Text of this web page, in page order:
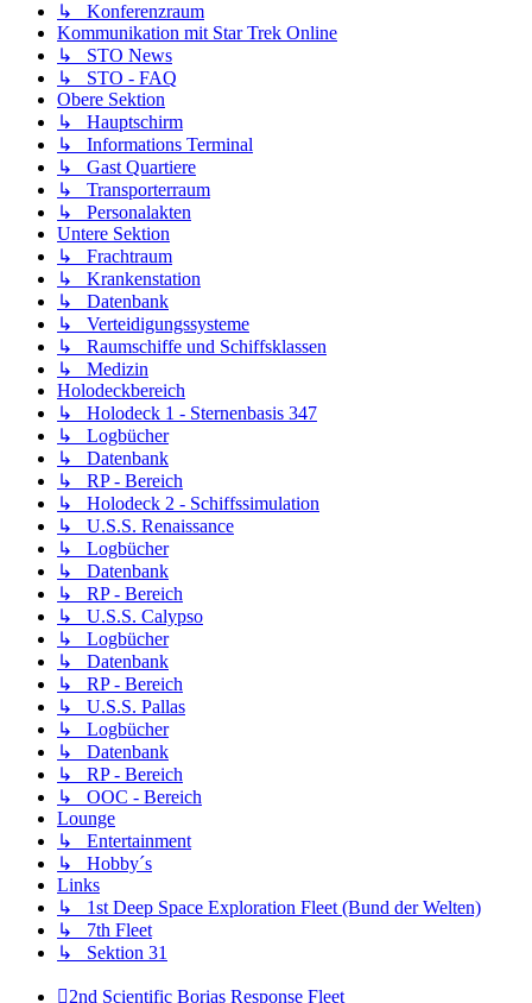
↳ Konferenzraum
Kommunikation mit Star Trek Online
↳ STO News
↳ STO - FAQ
Obere Sektion
↳ Hauptschirm
↳ Informations Terminal
↳ Gast Quartiere
↳ Transporterraum
↳ Personalakten
Untere Sektion
↳ Frachtraum
↳ Krankenstation
↳ Datenbank
↳ Verteidigungssysteme
↳ Raumschiffe und Schiffsklassen
↳ Medizin
Holodeckbereich
↳ Holodeck 1 - Sternenbasis 347
↳ Logbücher
↳ Datenbank
↳ RP - Bereich
↳ Holodeck 2 - Schiffssimulation
↳ U.S.S. Renaissance
↳ Logbücher
↳ Datenbank
↳ RP - Bereich
↳ U.S.S. Calypso
↳ Logbücher
↳ Datenbank
↳ RP - Bereich
↳ U.S.S. Pallas
↳ Logbücher
↳ Datenbank
↳ RP - Bereich
↳ OOC - Bereich
Lounge
↳ Entertainment
↳ Hobby´s
Links
↳ 1st Deep Space Exploration Fleet (Bund der Welten)
↳ 7th Fleet
↳ Sektion 31
2nd Scientific Borias Response Fleet